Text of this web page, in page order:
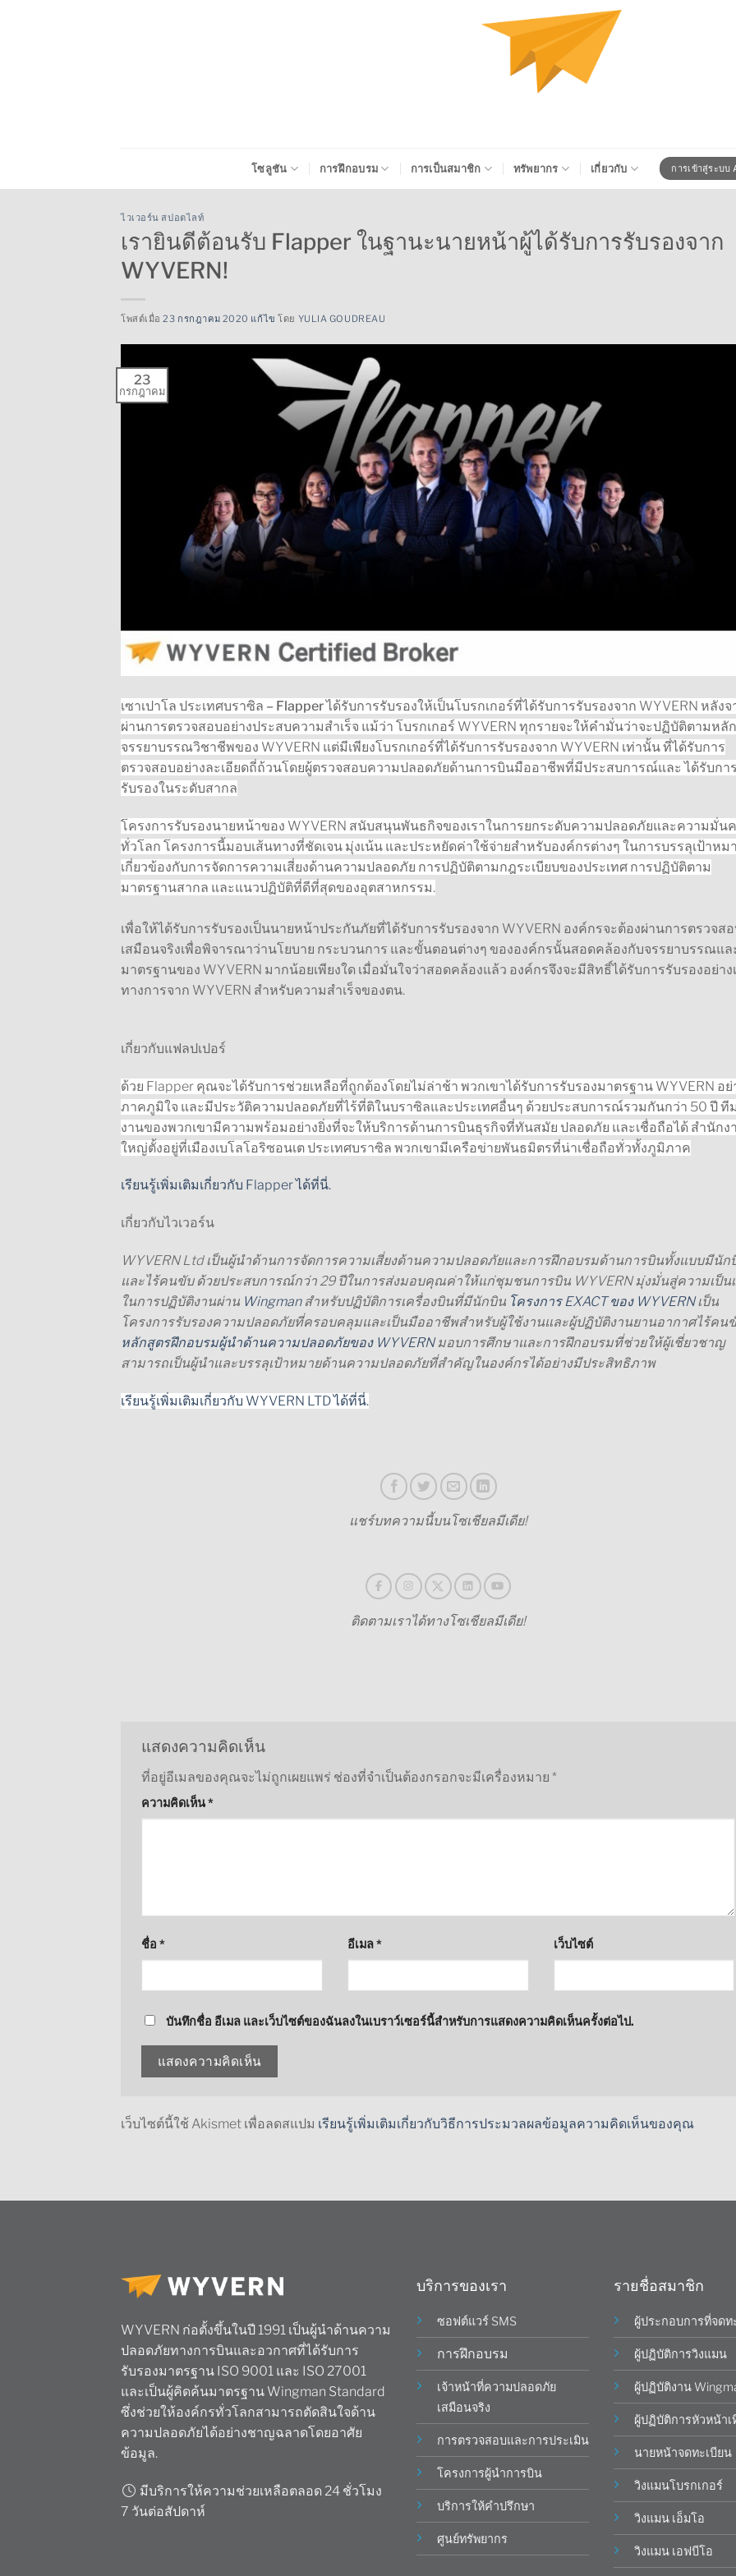
โซลูชัน การฝึกอบรม การเป็นสมาชิก ทรัพยากร เกี่ยวกับ การเข้าสู่ระบบ
ไวเวอร์น สปอตไลท์
เรายินดีต้อนรับ Flapper ในฐานะนายหน้าผู้ได้รับการรับรองจาก
WYVERN!
โพสต์เมื่อ 23 กรกฎาคม 2020 แก้ไข โดย YULIA GOUDREAU
23
กรกฎาคม
เซาเปาโล ประเทศบราซิล – Flapperได้รับการรับรองให้เป็นโบรกเกอร์ที่ได้รับการรับรองจาก WYVERN หลังจ
ผ่านการตรวจสอบอย่างประสบความสำเร็จ แม้ว่า โบรกเกอร์ WYVERN ทุกรายจะให้คำมั่นว่าจะปฏิบัติตามหลัก
จรรยาบรรณวิชาชีพของ WYVERN แต่มีเพียงโบรกเกอร์ที่ได้รับการรับรองจาก WYVERN เท่านั้นที่ได้รับการ
ตรวจสอบอย่างละเอียดถี่ถ้วนโดยผู้ตรวจสอบความปลอดภัยด้านการบินมืออาชีพที่มีประสบการณ์และได้รับการ
รับรองในระดับสากล
โครงการรับรองนายหน้าของ WYVERN สนับสนุนพันธกิจของเราในการยกระดับความปลอดภัยและความมั่น
ทั่วโลก โครงการนี้มอบเส้นทางที่ชัดเจน มุ่งเน้น และประหยัดค่าใช้จ่ายสำหรับองค์กรต่างๆ ในการบรรลุเป้าหม
เกี่ยวข้องกับการจัดการความเสี่ยงด้านความปลอดภัย การปฏิบัติตามกฎระเบียบของประเทศ การปฏิบัติตาม
มาตรฐานสากล และแนวปฏิบัติที่ดีที่สุดของอุตสาหกรรม.
เพื่อให้ได้รับการรับรองเป็นนายหน้าประกันภัยที่ได้รับการรับรองจาก WYVERN องค์กรจะต้องผ่านการตรวจส
เสมือนจริงเพื่อพิจารณาว่านโยบาย กระบวนการ และขั้นตอนต่างๆ ขององค์กรนั้นสอดคล้องกับจรรยาบรรณแล
มาตรฐานของ WYVERN มากน้อยเพียงใด เมื่อมั่นใจว่าสอดคล้องแล้ว องค์กรจึงจะมีสิทธิ์ได้รับการรับรองอย่าง
ทางการจาก WYVERN สำหรับความสำเร็จของตน.
เกี่ยวกับแฟลปเปอร์
ด้วย Flapper คุณจะได้รับการช่วยเหลือที่ถูกต้องโดยไม่ล่าช้า พวกเขาได้รับการรับรองมาตรฐาน WYVERN อย่
ภาคภูมิใจ และมีประวัติความปลอดภัยที่ไร้ที่ติในบราซิลและประเทศอื่นๆ ด้วยประสบการณ์รวมกันกว่า 50 ปี ทีม
งานของพวกเขามีความพร้อมอย่างยิ่งที่จะให้บริการด้านการบินธุรกิจที่ทันสมัย ​​ปลอดภัย และเชื่อถือได้ สำนักง
ใหญ่ตั้งอยู่ที่เมืองเบโลโอริซอนเต ประเทศบราซิล พวกเขามีเครือข่ายพันธมิตรที่น่าเชื่อถือทั่วทั้งภูมิภาค
เรียนรู้เพิ่มเติมเกี่ยวกับ Flapper ได้ที่นี่.
เกี่ยวกับไวเวอร์น
WYVERN Ltd เป็นผู้นำด้านการจัดการความเสี่ยงด้านความปลอดภัยและการฝึกอบรมด้านการบินทั้งแบบมีนัก
และไร้คนขับ ด้วยประสบการณ์กว่า 29 ปีในการส่งมอบคุณค่าให้แก่ชุมชนการบิน WYVERN มุ่งมั่นสู่ความเป็น
ในการปฏิบัติงานผ่าน Wingmanสำหรับปฏิบัติการเครื่องบินที่มีนักบิน โครงการ EXACT ของ WYVERNเป็น
โครงการรับรองความปลอดภัยที่ครอบคลุมและเป็นมืออาชีพสำหรับผู้ใช้งานและผู้ปฏิบัติงานยานอากาศไร้คน
หลักสูตรฝึกอบรมผู้นำด้านความปลอดภัยของ WYVERNมอบการศึกษาและการฝึกอบรมที่ช่วยให้ผู้เชี่ยวชาญ
สามารถเป็นผู้นำและบรรลุเป้าหมายด้านความปลอดภัยที่สำคัญในองค์กรได้อย่างมีประสิทธิภาพ
เรียนรู้เพิ่มเติมเกี่ยวกับ WYVERN LTD ได้ที่นี่.
แชร์บทความนี้บนโซเชียลมีเดีย!
ติดตามเราได้ทางโซเชียลมีเดีย!
แสดงความคิดเห็น
ที่อยู่อีเมลของคุณจะไม่ถูกเผยแพร่ ช่องที่จำเป็นต้องกรอกจะมีเครื่องหมาย *
ความคิดเห็น*
ชื่อ * อีเมล* เว็บไซต์
บันทึกชื่อ อีเมล และเว็บไซต์ของฉันลงในเบราว์เซอร์นี้สำหรับการแสดงความคิดเห็นครั้งต่อไป.
เว็บไซต์นี้ใช้ Akismet เพื่อลดสแปม เรียนรู้เพิ่มเติมเกี่ยวกับวิธีการประมวลผลข้อมูลความคิดเห็นของคุณ
WYVERN ก่อตั้งขึ้นในปี 1991 เป็นผู้นำด้านความ
ปลอดภัยทางการบินและอวกาศที่ได้รับการ
รับรองมาตรฐาน ISO 9001 และ ISO 27001
และเป็นผู้คิดค้นมาตรฐาน Wingman Standard
ซึ่งช่วยให้องค์กรทั่วโลกสามารถตัดสินใจด้าน
ความปลอดภัยได้อย่างชาญฉลาดโดยอาศัย
ข้อมูล.
มีบริการให้ความช่วยเหลือตลอด 24 ชั่วโมง
7 วันต่อสัปดาห์
บริการของเรา
ซอฟต์แวร์ SMS
การฝึกอบรม
เจ้าหน้าที่ความปลอดภัย
เสมือนจริง
การตรวจสอบและการประเมิน
โครงการผู้นำการบิน
บริการให้คำปรึกษา
ศูนย์ทรัพยากร
รายชื่อสมาชิก
ผู้ประกอบการที่จดท
ผู้ปฏิบัติการวิงแมน
ผู้ปฏิบัติงาน
ผู้ปฏิบัติการหัวหน้า
นายหน้าจดทะเบียน
วิงแมนโบรกเกอร์
วิงแมน เอ็มโอ
วิงแมน เอฟบีโอ